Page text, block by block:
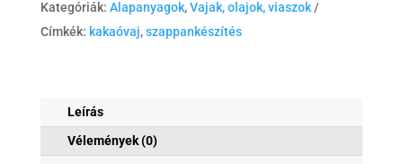
Kategóriák: Alapanyagok,Vajak, olajok, viaszok
Címkék: kakaóvaj,szappankészítés
Leírás
Vélemények (0)